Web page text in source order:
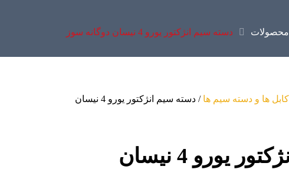
محصولات دسته سیم انژکتور یورو 4 نیسان دوگانه سوز
کابل ها و دسته سیم ها
/ دسته سیم انژکتور یورو 4 نیسان
دسته سیم انژکتور یورو 4 نیسان